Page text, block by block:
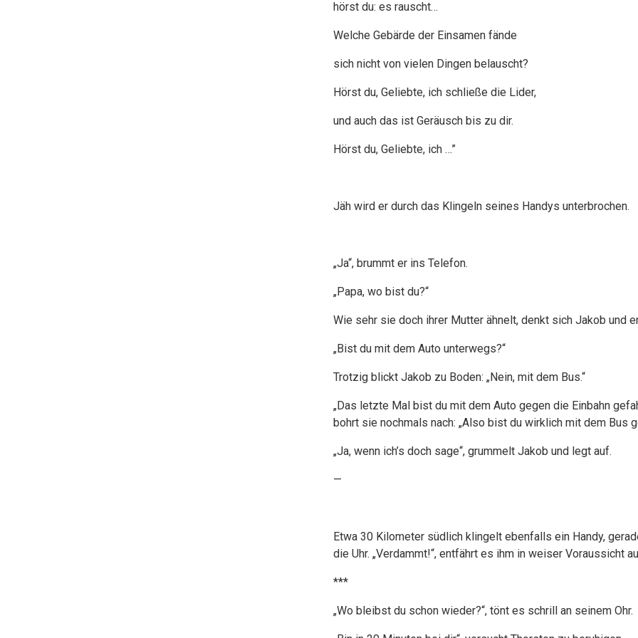
hörst du: es rauscht…
Welche Gebärde der Einsamen fände
sich nicht von vielen Dingen belauscht?
Hörst du, Geliebte, ich schließe die Lider,
und auch das ist Geräusch bis zu dir.
Hörst du, Geliebte, ich …”
Jäh wird er durch das Klingeln seines Handys unterbrochen.
„Ja“, brummt er ins Telefon.
„Papa, wo bist du?“
Wie sehr sie doch ihrer Mutter ähnelt, denkt sich Jakob und
„Bist du mit dem Auto unterwegs?“
Trotzig blickt Jakob zu Boden: „Nein, mit dem Bus.“
„Das letzte Mal bist du mit dem Auto gegen die Einbahn
bohrt sie nochmals nach: „Also bist du wirklich mit dem Bus
„Ja, wenn ich’s doch sage“, grummelt Jakob und legt auf.
—
Etwa 30 Kilometer südlich klingelt ebenfalls ein Handy,
die Uhr. „Verdammt!“, entfährt es ihm in weiser Voraussicht
***
„Wo bleibst du schon wieder?“, tönt es schrill an seinem Ohr.